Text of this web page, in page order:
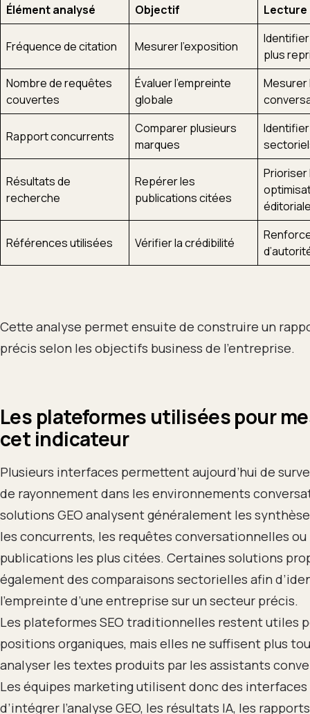
Élément analysé Objectif Lecture
Fréquence de citation Mesurer l’exposition
plus
Nombre de requêtes
couvertes
Évaluer l’empreinte
globale
Mesurer
Rapport concurrents
Comparer plusieurs
marques
Résultats de
recherche
Repérer les
publications citées
Prioriser
Références utilisées Vérifier la crédibilité
Cette analyse permet ensuite de construire un
précis selon les objectifs business de l’entreprise.
Les plateformes utilisées pour
cet indicateur
Plusieurs interfaces permettent aujourd’hui de
de rayonnement dans les environnements
solutions GEO analysent généralement les
les concurrents, les requêtes conversationnelles ou
publications les plus citées. Certaines solutions
également des comparaisons sectorielles afin
l’empreinte d’une entreprise sur un secteur précis.
Les plateformes SEO traditionnelles restent utiles
positions organiques, mais elles ne suffisent plus
analyser les textes produits par les assistants
Les équipes marketing utilisent donc des interfaces
d’intégrer l’analyse GEO, les résultats IA, les rapports